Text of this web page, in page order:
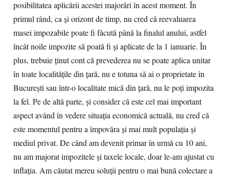
posibilitatea aplicării acestei majorări în acest moment. În
primul rând, ca și orizont de timp, nu cred că reevaluarea
masei impozabile poate fi făcută până la finalul anului, astfel
încât noile impozite să poată fi și aplicate de la 1 ianuarie. În
plus, trebuie ținut cont că prevederea nu se poate aplica unitar
în toate localitățile din țară, nu e totuna să ai o proprietate în
București sau într-o localitate mică din țară, nu le poți impozita
la fel. Pe de altă parte, și consider că este cel mai important
aspect având în vedere situația economică actuală, nu cred că
este momentul pentru a împovăra și mai mult populația și
mediul privat. De când am devenit primar în urmă cu 10 ani,
nu am majorat impozitele și taxele locale, doar le-am ajustat cu
inflația. Am căutat mereu soluții pentru o mai bună colectare a